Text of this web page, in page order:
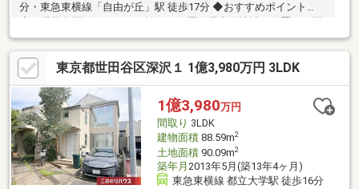
分・東急東横線「自由が丘」駅 徒歩17分 ◆おすすめポイント
静な住宅街・人気の自由が丘エリアが生活圏内・土地面積90.09
㎡、建物面積88.59㎡の3LDK邸宅・約18.0帖の開放的なLDKには快
適な床暖房付・吹き抜けやスタイリッシュな階段を配置したデザ
イン性の高いリビング空間・1616サイズのゆったりとした浴室・
各居室の収納に加え、ホールやキッチン下に床下収納を備えた豊
富な収納力・カースペース1台分あり（車両サイズ制限有）
東京都世田谷区深沢１ 1億3,980万円 3LDK
1億3,980万円
間取り 3LDK
建物面積88.59m2
土地面積90.09m2
築年月 2013年5月(築13年4ヶ月)
東急東横線 都立大学駅 徒歩16分